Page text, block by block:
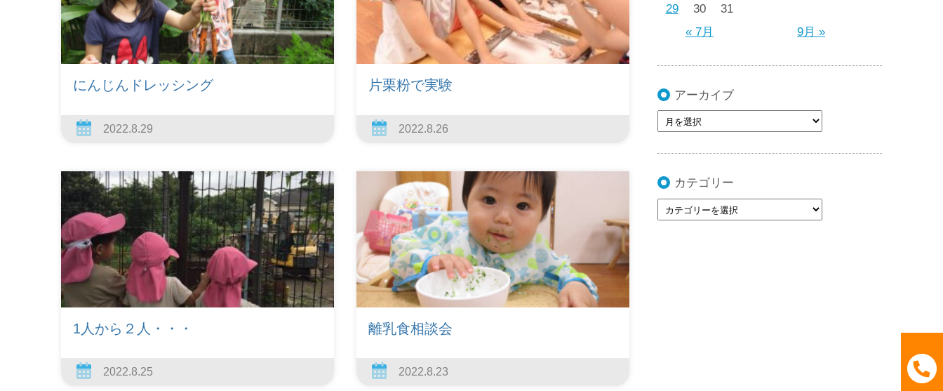
にんじんドレッシング
2022.8.29
片栗粉で実験
2022.8.26
1人から２人・・・
2022.8.25
離乳食相談会
2022.8.23
« 7月 9月 »
29
30 31
アーカイブ
カテゴリー